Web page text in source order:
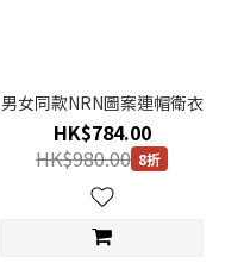
男女同款NRN圖案連帽衛衣
HK$784.00
HK$980.00 8折